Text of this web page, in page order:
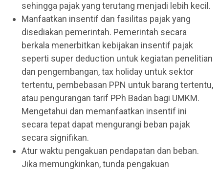
sehingga pajak yang terutang menjadi lebih kecil.
Manfaatkan insentif dan fasilitas pajak yang
disediakan pemerintah. Pemerintah secara
berkala menerbitkan kebijakan insentif pajak
seperti super deduction untuk kegiatan penelitian
dan pengembangan, tax holiday untuk sektor
tertentu, pembebasan PPN untuk barang tertentu,
atau pengurangan tarif PPh Badan bagi UMKM.
Mengetahui dan memanfaatkan insentif ini
secara tepat dapat mengurangi beban pajak
secara signifikan.
Atur waktu pengakuan pendapatan dan beban.
Jika memungkinkan, tunda pengakuan